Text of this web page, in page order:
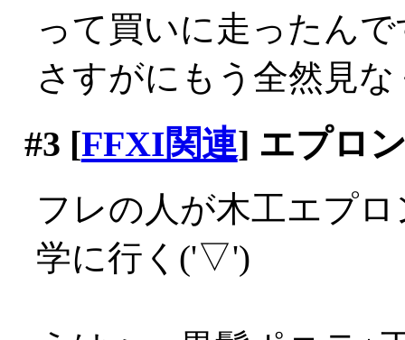
って買いに走ったん
さすがにもう全然見
#3 [FFXI関連] エプロ
フレの人が木工エプ
学に行く('▽')